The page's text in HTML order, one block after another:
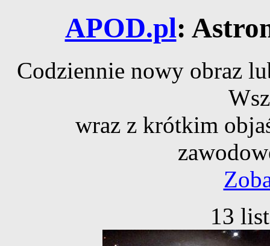
APOD.pl:
Codziennie nowy obraz
wraz z krótkim
13